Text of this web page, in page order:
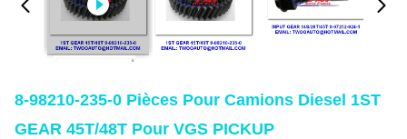
8-98210-235-0 Pièces Pour Camions Diesel 1ST
GEAR 45T/48T Pour VGS PICKUP